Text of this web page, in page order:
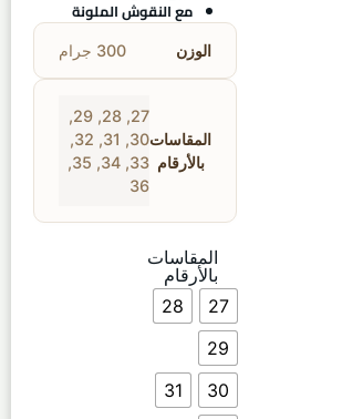
مع النقوش الملونة
الوزن 300 جرام
المقاسات
بالأرقام
27
,
28
,
29
,
30
,
31
,
32
,
33
,
34
,
35
,
36
المقاسات
بالأرقام
27
28
29
30
31